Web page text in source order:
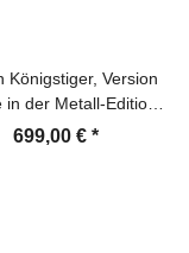
Königstiger, Version
in der Metall-Edition
RRZ und IR, Platine
699,00 € *